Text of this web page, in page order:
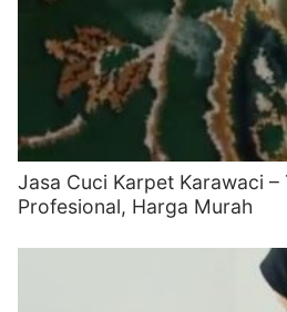
Jasa Cuci Karpet Karawaci –
Profesional, Harga Murah